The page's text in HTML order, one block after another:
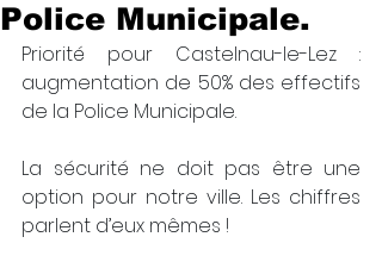
Police Municipale.
Priorité pour Castelnau-le-Lez :
augmentation de 50% des effectifs
de la Police Municipale.
La sécurité ne doit pas être une
option pour notre ville. Les chiffres
parlent d’eux mêmes !